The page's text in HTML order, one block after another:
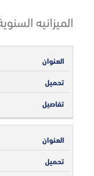
الميزانيه
العنوان